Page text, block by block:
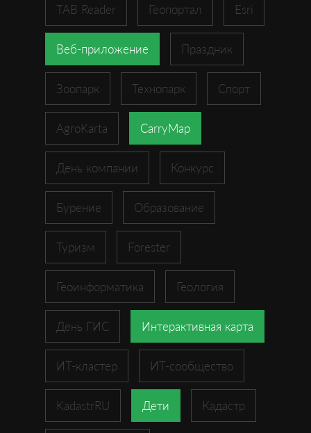
TAB Reader Геопортал Esri
Веб-приложение Праздник
Зоопарк Технопарк Спорт
AgroKarta CarryMap
День компании Конкурс
Бурение Образование
Туризм Forester
Геоинформатика Геология
День ГИС Интерактивная карта
ИТ-кластер ИТ-сообщество
KadastrRU Дети Кадастр